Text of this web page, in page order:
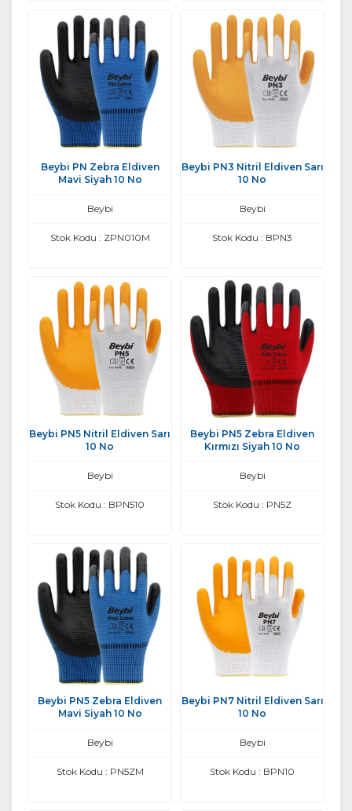
Beybi PN Zebra Eldiven
Mavi Siyah 10 No
Beybi
Stok Kodu : ZPN010M
Beybi PN3 Nitril Eldiven Sarı
10 No
Beybi
Stok Kodu : BPN3
Beybi PN5 Nitril Eldiven Sarı
10 No
Beybi
Stok Kodu : BPN510
Beybi PN5 Zebra Eldiven
Kırmızı Siyah 10 No
Beybi
Stok Kodu : PN5Z
Beybi PN5 Zebra Eldiven
Mavi Siyah 10 No
Beybi
Stok Kodu : PN5ZM
Beybi PN7 Nitril Eldiven Sarı
10 No
Beybi
Stok Kodu : BPN10